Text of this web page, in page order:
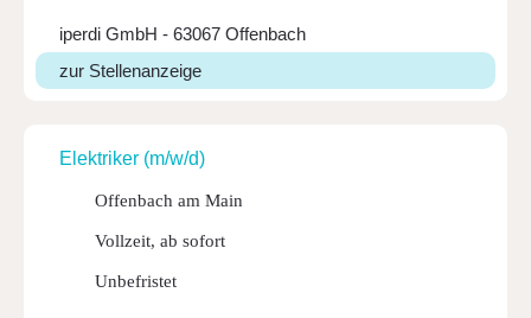
iperdi GmbH - 63067 Offenbach
zur Stellenanzeige
Elek­triker (m/w/d)
Offenbach am Main
Vollzeit, ab sofort
Unbefristet